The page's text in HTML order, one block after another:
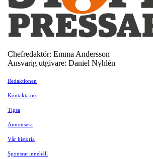
Chefredaktör: Emma Andersson
Ansvarig utgivare: Daniel Nyhlén
Redaktionen
Kontakta oss
Tipsa
Annonsera
Vår historia
Sponsrat innehåll